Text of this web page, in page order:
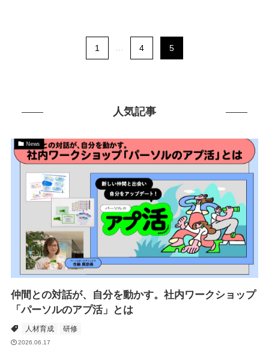
1 ... 4 5
人気記事
News
仲間との対話が、自分を動かす。社内ワークショップ
「パーソルのアプ活」とは
人材育成 研修
2026.06.17